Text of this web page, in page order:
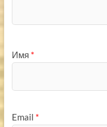
Имя *
Email *